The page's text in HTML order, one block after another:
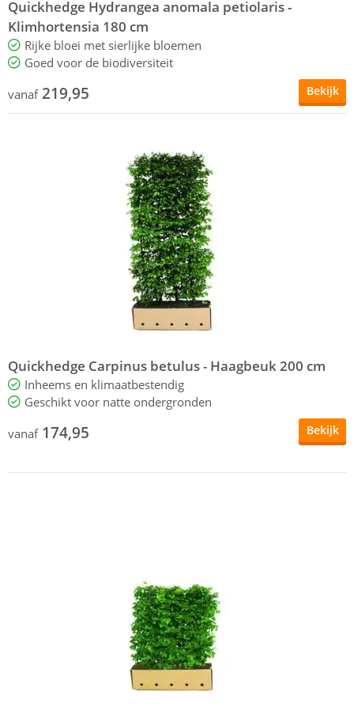
Quickhedge Hydrangea anomala petiolaris -
Klimhortensia 180 cm
Rijke bloei met sierlijke bloemen
Goed voor de biodiversiteit
vanaf 219,95 Bekijk
Quickhedge Carpinus betulus - Haagbeuk 200 cm
Inheems en klimaatbestendig
Geschikt voor natte ondergronden
vanaf 174,95 Bekijk